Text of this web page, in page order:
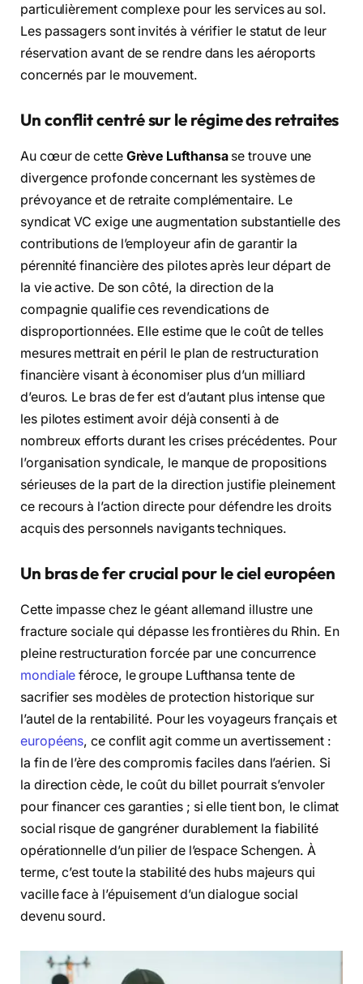
particulièrement complexe pour les services au sol.
Les passagers sont invités à vérifier le statut de leur
réservation avant de se rendre dans les aéroports
concernés par le mouvement.
Un conflit centré sur le régime des retraites
Au cœur de cette Grève Lufthansase trouve une
divergence profonde concernant les systèmes de
prévoyance et de retraite complémentaire. Le
syndicat VC exige une augmentation substantielle des
contributions de l’employeur afin de garantir la
pérennité financière des pilotes après leur départ de
la vie active. De son côté, la direction de la
compagnie qualifie ces revendications de
disproportionnées. Elle estime que le coût de telles
mesures mettrait en péril le plan de restructuration
financière visant à économiser plus d’un milliard
d’euros. Le bras de fer est d’autant plus intense que
les pilotes estiment avoir déjà consenti à de
nombreux efforts durant les crises précédentes. Pour
l’organisation syndicale, le manque de propositions
sérieuses de la part de la direction justifie pleinement
ce recours à l’action directe pour défendre les droits
acquis des personnels navigants techniques.
Un bras de fer crucial pour le ciel européen
Cette impasse chez le géant allemand illustre une
fracture sociale qui dépasse les frontières du Rhin. En
pleine restructuration forcée par une concurrence
mondiale féroce, le groupe Lufthansa tente de
sacrifier ses modèles de protection historique sur
l’autel de la rentabilité. Pour les voyageurs français et
européens, ce conflit agit comme un avertissement :
la fin de l’ère des compromis faciles dans l’aérien. Si
la direction cède, le coût du billet pourrait s’envoler
pour financer ces garanties ; si elle tient bon, le climat
social risque de gangréner durablement la fiabilité
opérationnelle d’un pilier de l’espace Schengen. À
terme, c’est toute la stabilité des hubs majeurs qui
vacille face à l’épuisement d’un dialogue social
devenu sourd.